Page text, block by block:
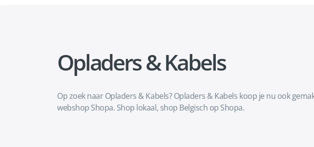
Opladers & Kabels
Op zoek naar Opladers & Kabels? Opladers & Kabels koop je nu ook
webshop Shopa. Shop lokaal, shop Belgisch op Shopa.